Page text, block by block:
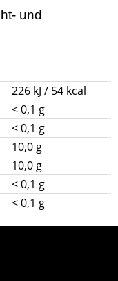
und
226 kJ / 54 kcal
< 0,1 g
< 0,1 g
10,0 g
10,0 g
< 0,1 g
< 0,1 g